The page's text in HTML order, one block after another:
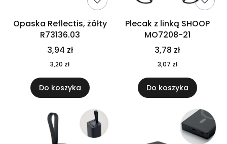
Opaska Reflectis, żółty
R73136.03
3,94 zł
3,20 zł
Do koszyka
Plecak z linką SHOOP
MO7208-21
3,78 zł
3,07 zł
Do koszyka